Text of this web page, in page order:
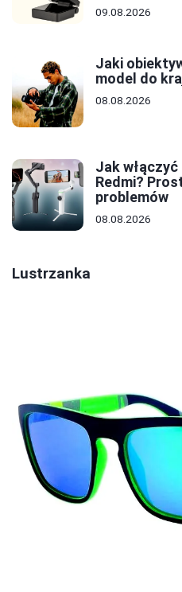
09.08.2026
Jaki
model do
08.08.2026
Jak włączyć
Redmi?
problemów
08.08.2026
Lustrzanka